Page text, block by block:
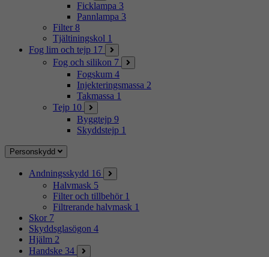
Ficklampa 3
Pannlampa 3
Filter 8
Tjältiningskol 1
Fog lim och tejp 17
Fog och silikon 7
Fogskum 4
Injekteringsmassa 2
Takmassa 1
Tejp 10
Byggtejp 9
Skyddstejp 1
Personskydd
Andningsskydd 16
Halvmask 5
Filter och tillbehör 1
Filtrerande halvmask 1
Skor 7
Skyddsglasögon 4
Hjälm 2
Handske 34